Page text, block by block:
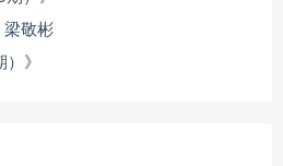
梁敬彬
》